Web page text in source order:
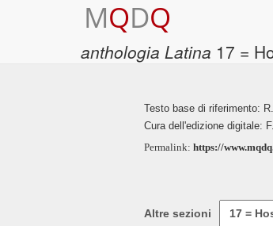
MQDQ
anthologia Latina 17 =
Testo base di riferimento:
Cura dell'edizione digitale:
Permalink: https://
Altre sezioni